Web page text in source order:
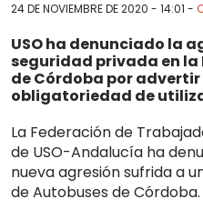
24 DE NOVIEMBRE DE 2020 - 14:01 -
USO ha denunciado la
seguridad privada en la
de Córdoba por
obligatoriedad de
La Federación de
de USO-Andalucía ha
nueva agresión sufrida a
de Autobuses de Córdoba.